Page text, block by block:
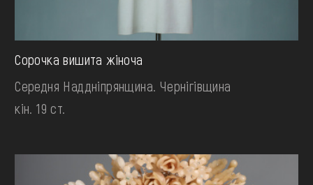
Сорочка вишита жіноча
Середня Наддніпрянщина. Чернігівщина
кін. 19 ст.